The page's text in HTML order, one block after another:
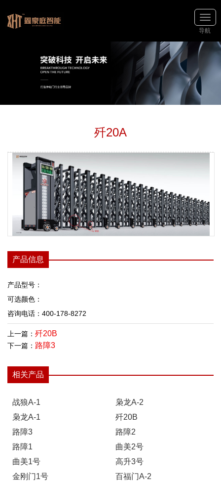
导航
歼20A
产品信息
产品型号：
可选颜色：
咨询电话：400-178-8272
上一篇： 歼20B
下一篇： 路障3
相关产品
战狼A-1
枭龙A-2
枭龙A-1
歼20B
路障3
路障2
路障1
曲美2号
曲美1号
高升3号
金刚门1号
百福门A-2